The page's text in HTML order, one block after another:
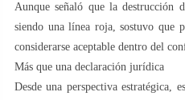
Aunque señaló que la destrucción
siendo una línea roja, sostuvo que
considerarse aceptable dentro del
Más que una declaración jurídica
Desde una perspectiva estratégica,